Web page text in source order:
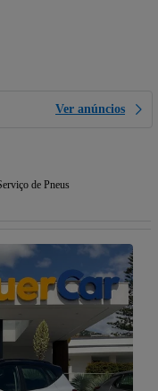
Ver anúncios
de Pneus